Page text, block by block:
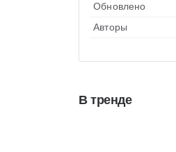
Обновлено
Авторы
В тренде